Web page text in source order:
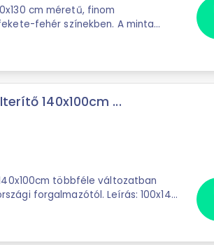
cm méretű, finom
fehér színekben. A minta
140x100cm ...
többféle változatban